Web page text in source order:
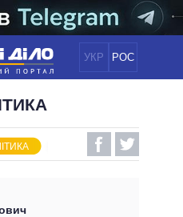
УКР РОС
ПОЛІТИКА
ЕКОНОМІКА
СВІТ